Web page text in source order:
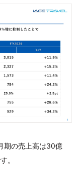
期の売上高は30億
。